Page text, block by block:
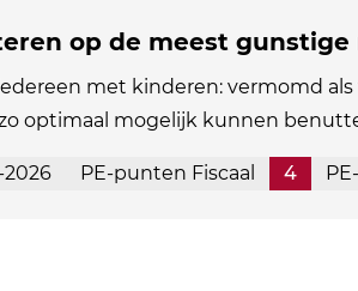
op de meest
met kinderen: vermomd
optimaal mogelijk kunnen
2026 PE-punten Fiscaal 4